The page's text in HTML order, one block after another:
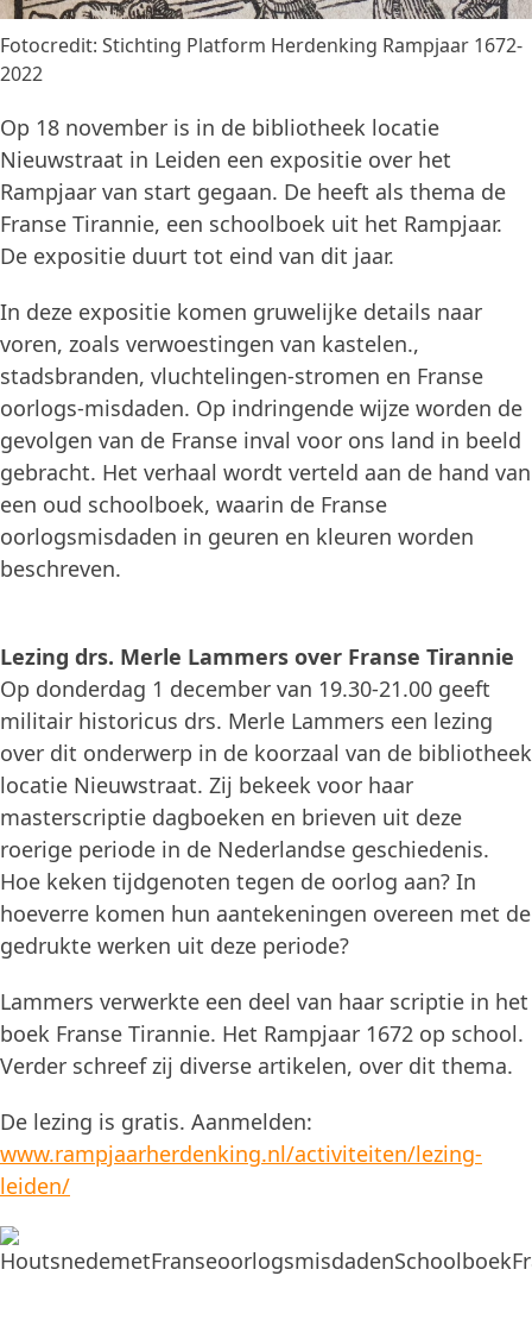
Fotocredit: Stichting Platform Herdenking Rampjaar 1672-
2022
Op 18 november is in de bibliotheek locatie
Nieuwstraat in Leiden een expositie over het
Rampjaar van start gegaan. De heeft als thema de
Franse Tirannie, een schoolboek uit het Rampjaar.
De expositie duurt tot eind van dit jaar.
In deze expositie komen gruwelijke details naar
voren, zoals verwoestingen van kastelen.,
stadsbranden, vluchtelingen-stromen en Franse
oorlogs-misdaden. Op indringende wijze worden de
gevolgen van de Franse inval voor ons land in beeld
gebracht. Het verhaal wordt verteld aan de hand van
een oud schoolboek, waarin de Franse
oorlogsmisdaden in geuren en kleuren worden
beschreven.
Lezing drs. Merle Lammers over Franse Tirannie
Op donderdag 1 december van 19.30-21.00 geeft
militair historicus drs. Merle Lammers een lezing
over dit onderwerp in de koorzaal van de bibliotheek
locatie Nieuwstraat. Zij bekeek voor haar
masterscriptie dagboeken en brieven uit deze
roerige periode in de Nederlandse geschiedenis.
Hoe keken tijdgenoten tegen de oorlog aan? In
hoeverre komen hun aantekeningen overeen met de
gedrukte werken uit deze periode?
Lammers verwerkte een deel van haar scriptie in het
boek Franse Tirannie. Het Rampjaar 1672 op school.
Verder schreef zij diverse artikelen, over dit thema.
De lezing is gratis. Aanmelden:
www.rampjaarherdenking.nl/activiteiten/lezing-
leiden/